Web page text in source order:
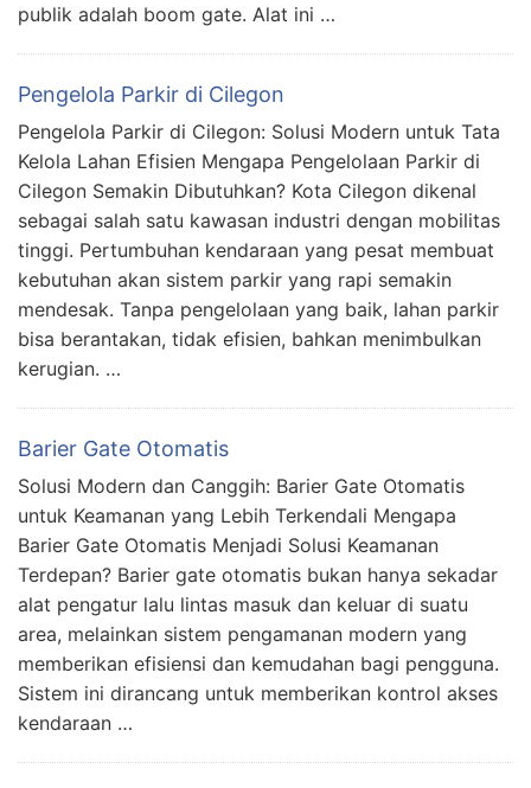
publik adalah boom gate. Alat ini …
Pengelola Parkir di Cilegon
Pengelola Parkir di Cilegon: Solusi Modern untuk Tata
Kelola Lahan Efisien Mengapa Pengelolaan Parkir di
Cilegon Semakin Dibutuhkan? Kota Cilegon dikenal
sebagai salah satu kawasan industri dengan mobilitas
tinggi. Pertumbuhan kendaraan yang pesat membuat
kebutuhan akan sistem parkir yang rapi semakin
mendesak. Tanpa pengelolaan yang baik, lahan parkir
bisa berantakan, tidak efisien, bahkan menimbulkan
kerugian. …
Barier Gate Otomatis
Solusi Modern dan Canggih: Barier Gate Otomatis
untuk Keamanan yang Lebih Terkendali Mengapa
Barier Gate Otomatis Menjadi Solusi Keamanan
Terdepan? Barier gate otomatis bukan hanya sekadar
alat pengatur lalu lintas masuk dan keluar di suatu
area, melainkan sistem pengamanan modern yang
memberikan efisiensi dan kemudahan bagi pengguna.
Sistem ini dirancang untuk memberikan kontrol akses
kendaraan …